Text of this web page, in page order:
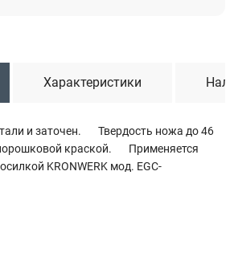
Характеристики
и заточен. Твердость ножа до 46
краской. Применяется
KRONWERK мод. EGC-